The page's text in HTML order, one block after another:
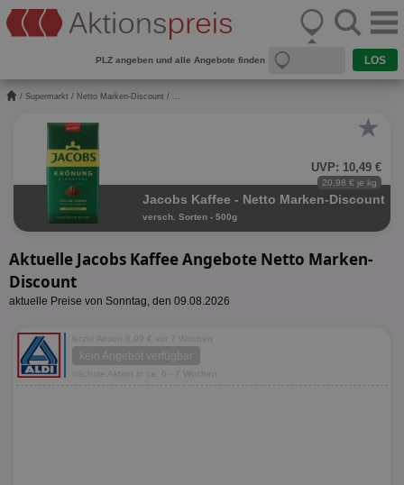
PLZ angeben und alle Angebote finden
/ Supermarkt / Netto Marken-Discount / ...
★
UVP: 10,49 €
20,98 € je kg
Jacobs Kaffee - Netto Marken-Discount
versch. Sorten - 500g
Aktuelle Jacobs Kaffee Angebote Netto Marken-
Discount
aktuelle Preise von Sonntag, den 09.08.2026
letzte Aktion 6,99 € vor 7 Wochen
kein Angebot verfügbar
nächste Aktion in ca. 6 - 7 Wochen